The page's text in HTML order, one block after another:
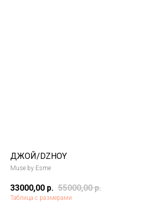
ДЖОЙ/DZHOY
Muse by Esme
33000,00 р. 55000,00 р.
Таблица с размерами